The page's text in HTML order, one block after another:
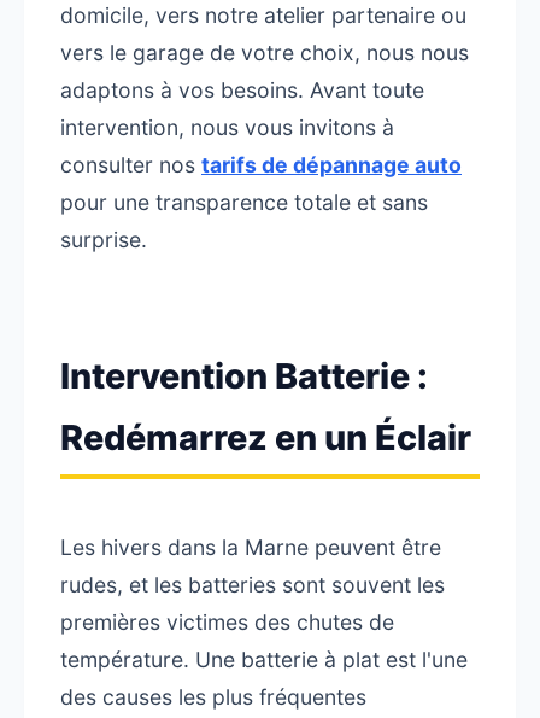
domicile, vers notre atelier partenaire ou
vers le garage de votre choix, nous nous
adaptons à vos besoins. Avant toute
intervention, nous vous invitons à
consulter nos tarifs de dépannage auto
pour une transparence totale et sans
surprise.
Intervention Batterie :
Redémarrez en un Éclair
Les hivers dans la Marne peuvent être
rudes, et les batteries sont souvent les
premières victimes des chutes de
température. Une batterie à plat est l'une
des causes les plus fréquentes